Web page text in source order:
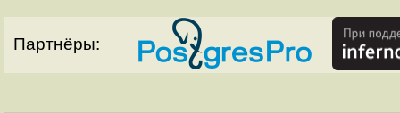
Партнёры: